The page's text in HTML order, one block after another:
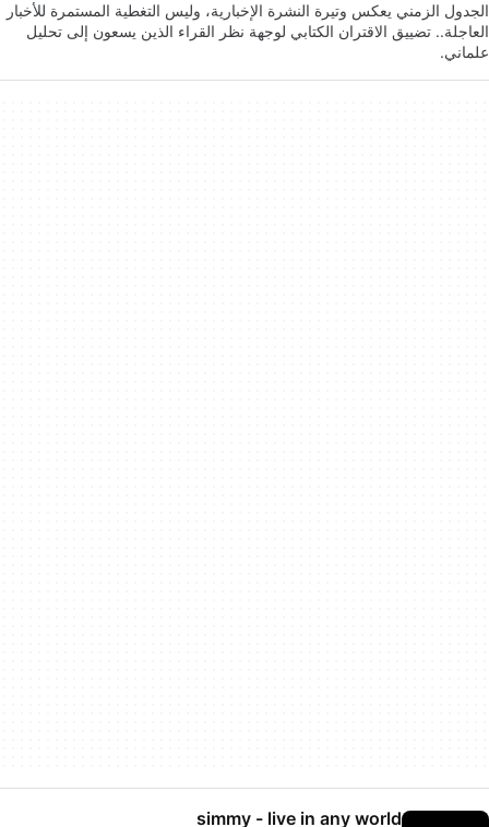
الجدول الزمني يعكس وتيرة النشرة الإخبارية، وليس التغطية المستمرة للأخبار
العاجلة.. تضييق الاقتران الكتابي لوجهة نظر القراء الذين يسعون إلى تحليل
علماني.
simmy - live in any world